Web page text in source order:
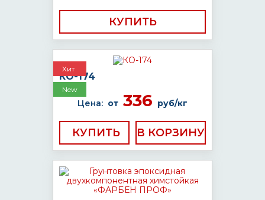
КУПИТЬ
Хит
New
КО-174
Цена: от 336 руб/кг
КУПИТЬ